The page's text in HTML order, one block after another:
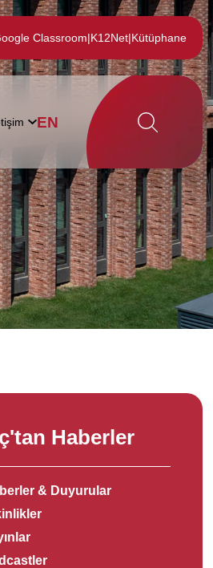
Classroom|K12Net|Kütüphane
EN
Haberler
& Duyurular